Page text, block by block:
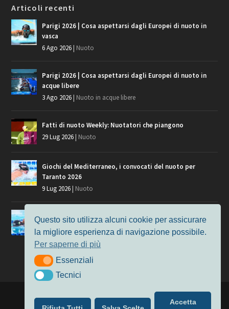
Articoli recenti
Parigi 2026 | Cosa aspettarsi dagli Europei di nuoto in
vasca
6 Ago 2026| Nuoto
Parigi 2026 | Cosa aspettarsi dagli Europei di nuoto in
acque libere
3 Ago 2026| Nuoto in acque libere
Fatti di nuoto Weekly: Nuotatori che piangono
29 Lug 2026| Nuoto
Giochi del Mediterraneo, i convocati del nuoto per
Taranto 2026
9 Lug 2026| Nuoto
Europei di Nuoto Parigi 2026: fra veterani e giovani, chi
7 Lug 2026
Nuoto
| Alimentato da
Questo sito utilizza alcuni cookie per assicurare
la migliore esperienza di navigazione possibile.
Per saperne di più
EssenzialiEssenziali
TecniciTecnici
Accetta